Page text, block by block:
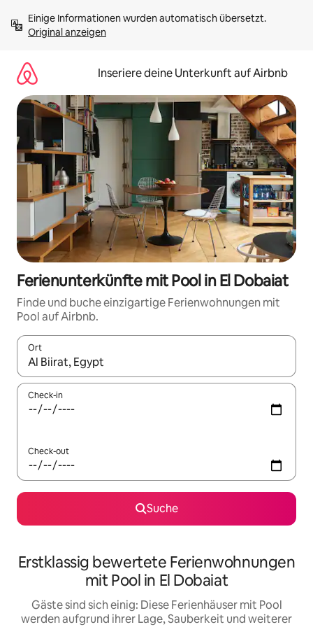
Inhalten
springenOriginal anzeigen
Inseriere deine Unterkunft auf Airbnb
Ferienunterkünfte mit Pool in El Dobaiat
Finde und buche einzigartige Ferienwohnungen mit
Pool auf Airbnb.
Ort
Wenn Ergebnisse verfügbar sind, navigiere mit den
Check-in
Check-out
Suche
Erstklassig bewertete Ferienwohnungen
mit Pool in El Dobaiat
Gäste sind sich einig: Diese Ferienhäuser mit Pool
werden aufgrund ihrer Lage, Sauberkeit und weiterer